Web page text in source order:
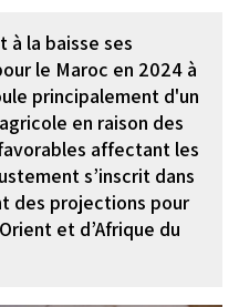
à la baisse ses
le Maroc en 2024 à
principalement d'un
en raison des
affectant les
s’inscrit dans
des projections pour
et d’Afrique du